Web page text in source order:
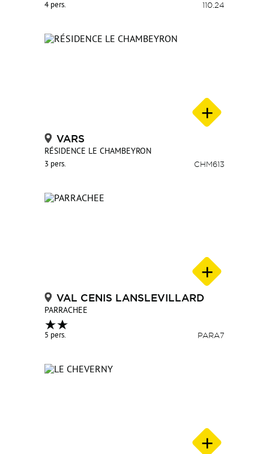
4 pers. 110.24
VARS
RÉSIDENCE LE CHAMBEYRON
3 pers. CHM613
VAL CENIS LANSLEVILLARD
PARRACHEE
5 pers. PARA7